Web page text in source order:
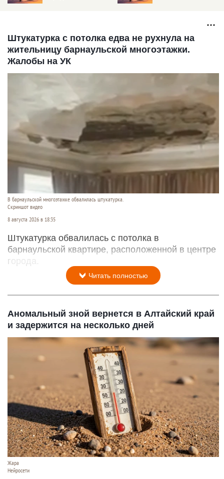
Штукатурка с потолка едва не рухнула на
жительницу барнаульской многоэтажки.
Жалобы на УК
В барнаульской многоэтажке обвалилась штукатурка.
Скриншот видео
8 августа 2026 в 18:35
Штукатурка обвалилась с потолка в
барнаульской квартире, расположенной в центре
города.
Читать полностью
Аномальный зной вернется в Алтайский край
и задержится на несколько дней
Жара
Нейросети